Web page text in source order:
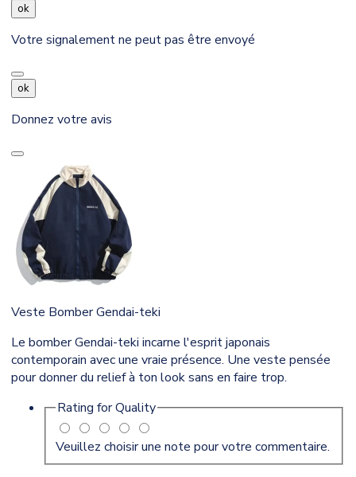
ok
Votre signalement ne peut pas être envoyé
ok
Donnez votre avis
Veste Bomber Gendai-teki
Le bomber Gendai-teki incarne l'esprit japonais
contemporain avec une vraie présence. Une veste pensée
pour donner du relief à ton look sans en faire trop.
Rating forQuality
Veuillez choisir une note pour votre commentaire.